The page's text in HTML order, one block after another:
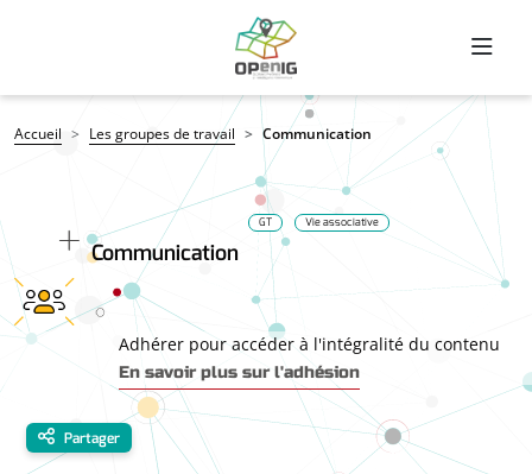
Fil d'Ariane
Accueil Les groupes de travail Communication
Communication
GT Vie associative
Adhérer pour accéder à l'intégralité du contenu
En savoir plus sur l'adhésion
Partager